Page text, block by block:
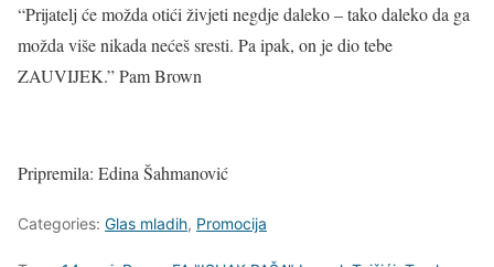
“Prijatelj će možda otići živjeti negdje daleko – tako daleko da ga
možda više nikada nećeš sresti. Pa ipak, on je dio tebe
ZAUVIJEK.” Pam Brown
Pripremila: Edina Šahmanović
Categories: Glas mladih, Promocija